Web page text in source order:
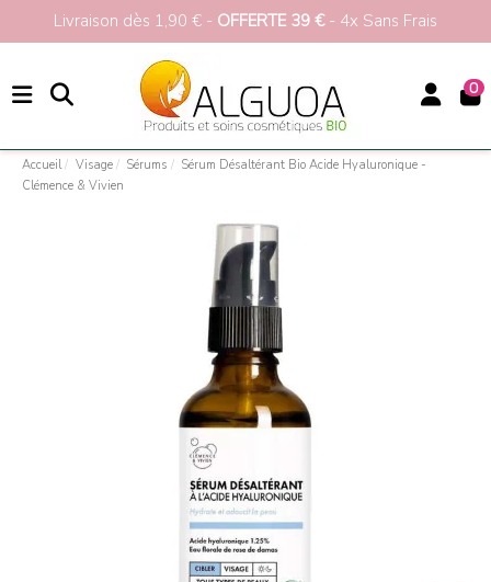
commande>>> Livraison dès 1,90 € -
0
Accueil Visage Sérums
Sérum Désaltérant Bio Acide Hyaluronique -
Clémence & Vivien